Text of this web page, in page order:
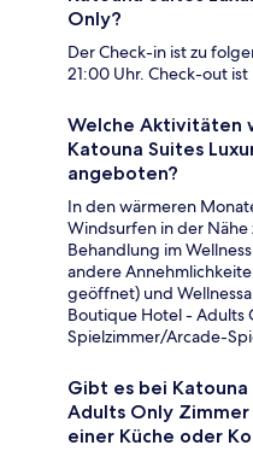
Only?
Der Check-in ist zu
21:00 Uhr. Check-out ist
Welche Aktivitäten
Katouna Suites
angeboten?
In den wärmeren
Windsurfen in der Nähe
Behandlung im
andere
geöffnet) und
Boutique Hotel - Adults
Spielzimmer/Arcade-
Gibt es bei
Adults Only
einer Küche oder